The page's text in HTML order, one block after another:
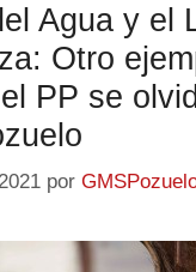
Agua y el
Otro
PP se
por